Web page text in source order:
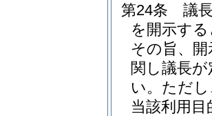
第24条
議
を開示す
その旨、
関し議長
い。 ただ
当該利用